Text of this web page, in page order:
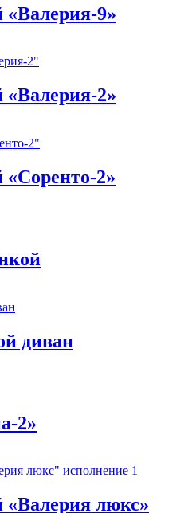
9»
2»
2»
диван
2»
люкс»